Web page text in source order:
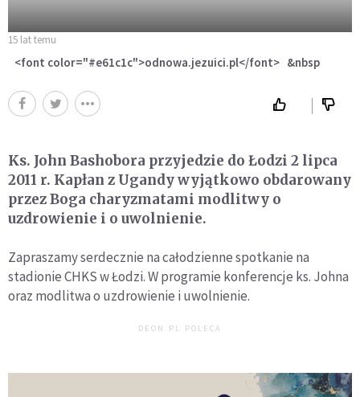
15 lat temu
<font color="#e61c1c">odnowa.jezuici.pl</font> &nbsp
Ks. John Bashobora przyjedzie do Łodzi 2 lipca
2011 r. Kapłan z Ugandy wyjątkowo obdarowany
przez Boga charyzmatami modlitwy o
uzdrowienie i o uwolnienie.
Zapraszamy serdecznie na całodzienne spotkanie na
stadionie CHKS w Łodzi. W programie konferencje ks. Johna
oraz modlitwa o uzdrowienie i uwolnienie.
DEON.PL POLECA